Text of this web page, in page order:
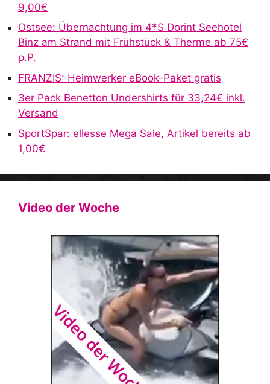
9,00€
Ostsee: Übernachtung im 4*S Dorint Seehotel
Binz am Strand mit Frühstück & Therme ab 75€
p.P.
FRANZIS: Heimwerker eBook-Paket gratis
3er Pack Benetton Undershirts für 33,24€ inkl.
Versand
SportSpar: ellesse Mega Sale, Artikel bereits ab
1,00€
Video der Woche